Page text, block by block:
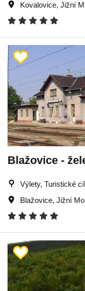
Kovalovice, Jižní
Blažovice -
Výlety, Turistické
Blažovice, Jižní